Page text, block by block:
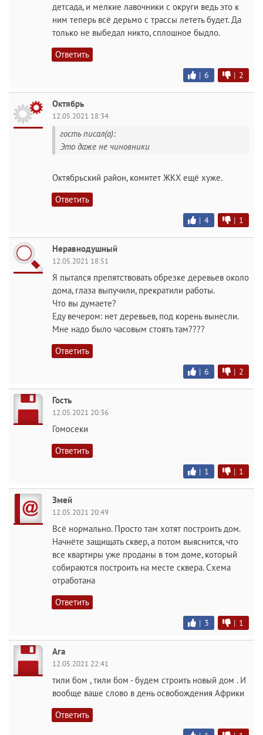
детсада, и мелкие лавочники с округи ведь это к
ним теперь всё дерьмо с трассы лететь будет. Да
только не выбедал никто, сплошное быдло.
Ответить
| 6 | 2
Октябрь
12.05.2021 18:34
гость писал(а):
Это даже не чиновники
Октябрьский район, комитет ЖКХ ещё хуже.
Ответить
| 4 | 1
Неравнодушный
12.05.2021 18:51
Я пытался препятствовать обрезке деревьев около
дома, глаза выпучили, прекратили работы.
Что вы думаете?
Еду вечером: нет деревьев, под корень вынесли.
Мне надо было часовым стоять там????
Ответить
| 6 | 2
Гость
12.05.2021 20:36
Гомосеки
Ответить
| 1 | 1
Змей
12.05.2021 20:49
Всё нормально. Просто там хотят построить дом.
Начнёте защищать сквер, а потом выяснится, что
все квартиры уже проданы в том доме, который
собираются построить на месте сквера. Схема
отработана
Ответить
| 3 | 1
Ага
12.05.2021 22:41
тили бом , тили бом - будем строить новый дом . И
вообще ваше слово в день освобождения Африки
Ответить